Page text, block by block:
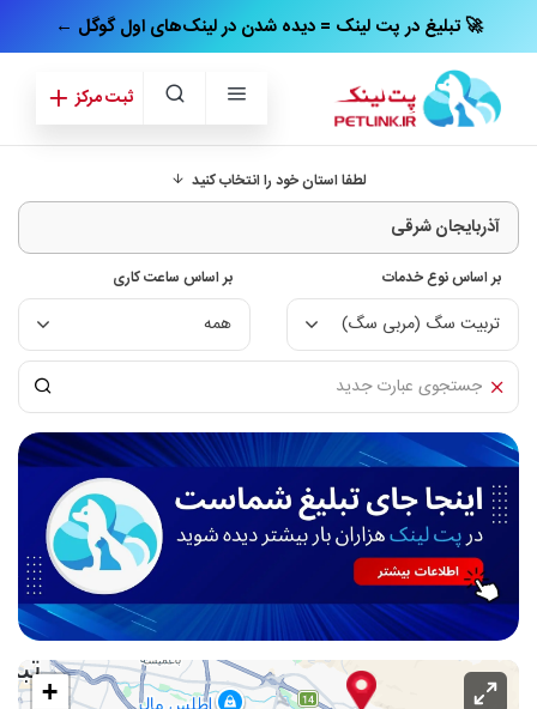
← تبلیغ در پت‌ لینک = دیده شدن در لینک‌های اول گوگل 🚀
ثبت مرکز
لطفا استان خود را انتخاب کنید
بر اساس نوع خدمات بر اساس ساعت کاری
+